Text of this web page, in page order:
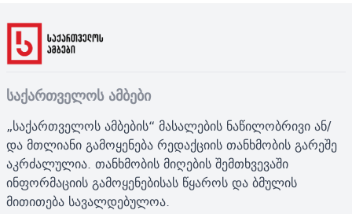
საქართველოს ამბები
„საქართველოს ამბების“ მასალების ნაწილობრივი ან/
და მთლიანი გამოყენება რედაქციის თანხმობის გარეშე
აკრძალულია. თანხმობის მიღების შემთხვევაში
ინფორმაციის გამოყენებისას წყაროს და ბმულის
მითითება სავალდებულოა.